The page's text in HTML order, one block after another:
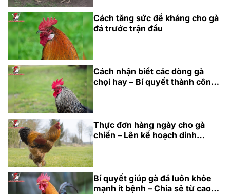
Cách tăng sức đề kháng cho gà
đá trước trận đấu
Cách nhận biết các dòng gà
chọi hay – Bí quyết thành công
Thực đơn hàng ngày cho gà
chiến – Lên kế hoạch dinh
Bí quyết giúp gà đá luôn khỏe
mạnh ít bệnh – Chia sẻ từ cao